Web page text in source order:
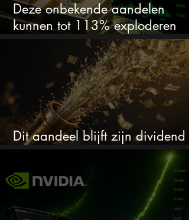
Deze onbekende aandelen
kunnen tot 113% exploderen
(één springt eruit)
Dit aandeel blijft zijn dividend
verhogen, wat er ook gebeurt